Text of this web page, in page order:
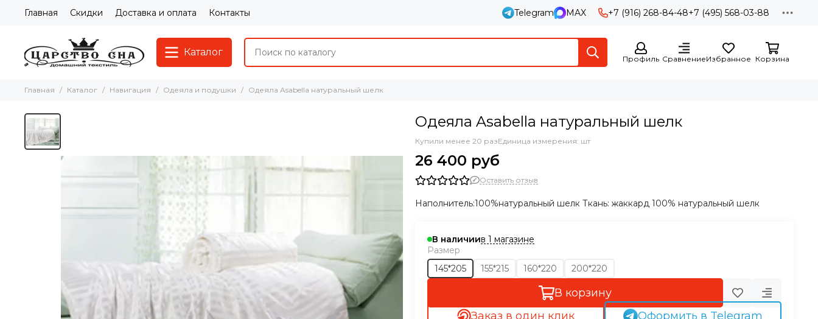
Главная Скидки Доставка и оплата Контакты Telegram MAX +7 (916) 268-84-48+7 (495) 568-03-88
Каталог
Профиль СравнениеИзбранное Корзина
Главная Каталог Навигация Одеяла и подушки Одеяла Asabella натуральный шелк
Одеяла Asabella натуральный шелк
Купили менее 20 разЕдиница измерения: шт
26 400 руб
Оставить отзыв
Наполнитель:100%натуральный шелк Ткань: жаккард 100% натуральный шелк
В наличиив 1 магазине
Размер
145*205
155*215 160*220 200*220
В корзину
Заказ в один клик
Оформить в Telegram